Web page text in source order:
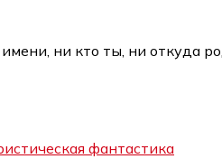
ни кто ты, ни откуда
фантастика